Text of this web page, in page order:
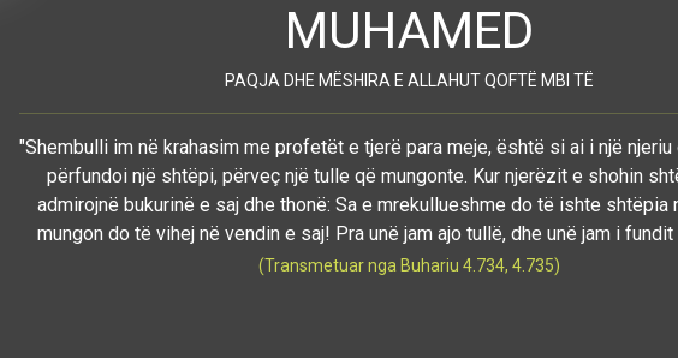
MUHAMED
PAQJA DHE MËSHIRA E ALLAHUT QOFTË MBI TË
"Shembulli im në krahasim me profetët e tjerë para meje, është si ai i një
përfundoi një shtëpi, përveç një tulle që mungonte. Kur njerëzit e shohin
admirojnë bukurinë e saj dhe thonë: Sa e mrekullueshme do të ishte shtëpia
mungon do të vihej në vendin e saj! Pra unë jam ajo tullë, dhe unë jam i
(Transmetuar nga Buhariu 4.734, 4.735)